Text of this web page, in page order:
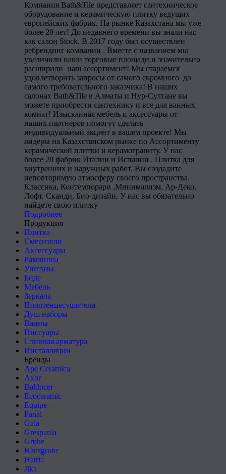
Компания Bath&Tile представляет сантехническое
оборудование и керамическую плитку ведущих
европейских фабрик. На рынке Казахстана мы уже
более 20 лет! До недавнего времени вы знали нас
как салон Stock. В 2017 году был осуществлен
ребрендинг компании . Вместе с названием мы
увеличили наши торговые площади и значительно
расширили наш ассортимент! Мы стараемся
удовлетворить запросы от самого скромного до
самого требовательного заказчика! В наших
салонах Bath&Tile в Алматы и Нур-Султане вы
можете приобрести сантехнику и все для ванных
комнат! Изысканная мебель и аксессуары от
наших партнеров помогут сделать
индивидуальный акцент в вашем проекте! Мы
лидеры на Казахстанском рынке по Ассортименту
керамической плитки и керамограниту. У нас
более 20 фабрик Италии и Испании . Плитка для
внутренних и наружных работ. Вы создадите
неповторимую атмосферу своего пространства.
Классика, Контемпорари ,Минимализм, Ар-Деко,
Лофт, Сканди, Био-дизайн. У нас вы обязательно
найдете свою плитку
Подробнее
Продукция
Плитка
Смесители
Аксессуары
Раковины
Унитазы
Биде
Мебель
Зеркала
Полотенцесушители
Душ наборы
Ванны
Писсуары
Сливная арматура
Инсталляции
Бренды
Ape Ceramica
Axor
Baldocer
Ecoceramic
Equipe
Fanal
Gala
Grespania
Grohe
Hansgrohe
Hatria
Jika